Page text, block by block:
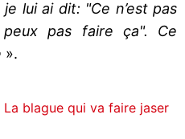
lui ai dit: "Ce n’est pas
pas faire ça". Ce
».
La blague qui va faire jaser